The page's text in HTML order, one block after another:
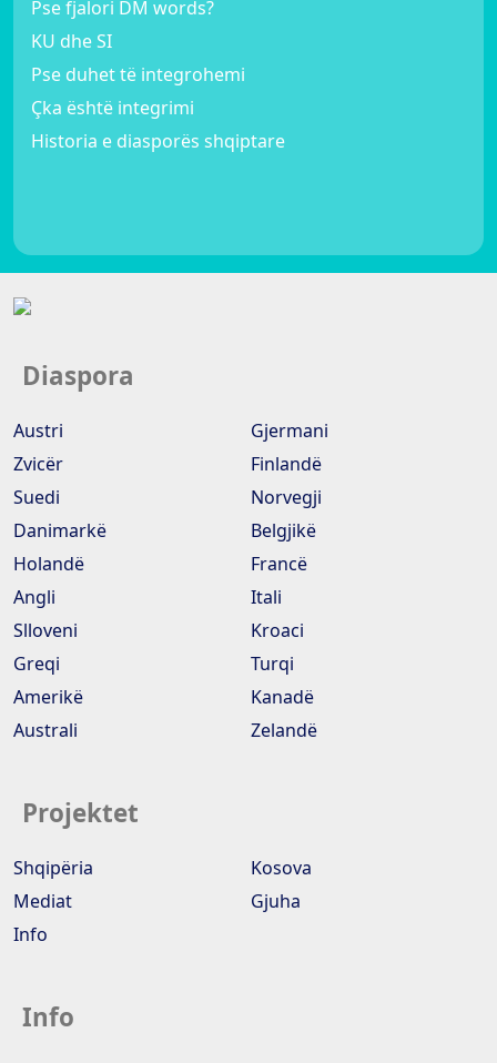
Pse fjalori DM words?
KU dhe SI
Pse duhet të integrohemi
Çka është integrimi
Historia e diasporës shqiptare
Diaspora
Austri
Gjermani
Zvicër
Finlandë
Suedi
Norvegji
Danimarkë
Belgjikë
Holandë
Francë
Angli
Itali
Slloveni
Kroaci
Greqi
Turqi
Amerikë
Kanadë
Australi
Zelandë
Projektet
Shqipëria
Kosova
Mediat
Gjuha
Info
Info